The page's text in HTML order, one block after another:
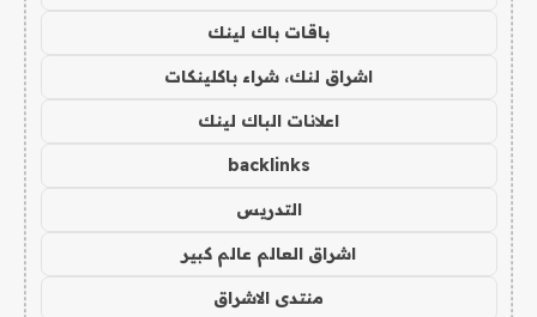
باقات باك لينك
اشراق لنك، شراء باكلينكات
اعلانات الباك لينك
backlinks
التدريس
اشراق العالم عالم كبير
منتدى الاشراق